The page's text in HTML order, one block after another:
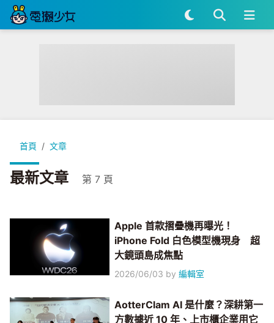
首頁 文章
最新文章 第 7 頁
Apple 首款摺疊機再曝光！
iPhone Fold 白色模型機現身 超
大鏡頭島成焦點
2026/06/03 by編輯室
AotterClam AI 是什麼？深耕第一
方數據近 10 年、上市櫃企業用它